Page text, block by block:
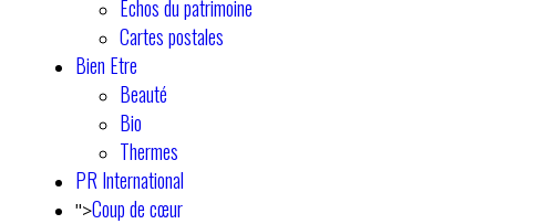
Echos du patrimoine
Cartes postales
Bien Etre
Beauté
Bio
Thermes
PR International
">Coup de cœur